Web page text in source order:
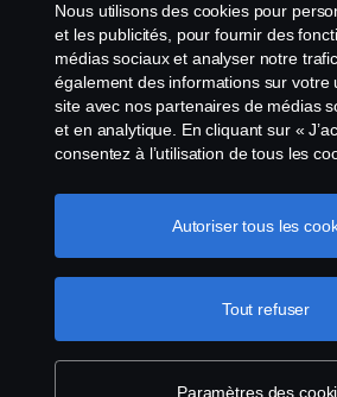
Nous utilisons des cookies pour
et les publicités, pour fournir des
médias sociaux et analyser notre
également des informations sur votre
site avec nos partenaires de médias
et en analytique. En cliquant sur «
consentez à l’utilisation de tous les
cookies en cliquant sur « Paramètres
sélectionnant les catégories que vous
Pour en savoir
protection de votre vie privée
Paramètres des
Tout refuser
Autoriser tous les